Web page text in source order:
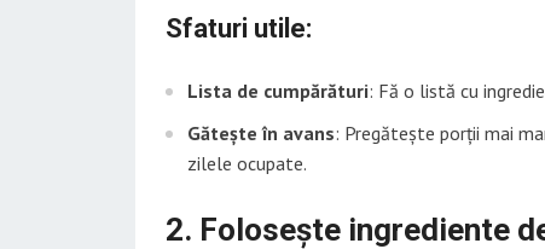
Sfaturi utile:
Lista de cumpărături: Fă o listă cu
Gătește în avans: Pregătește porții mai
zilele ocupate.
2. Folosește ingrediente